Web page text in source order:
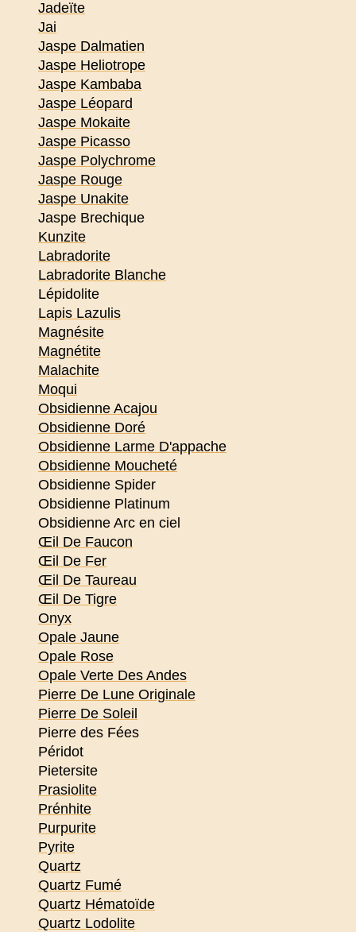
Jadeïte
Jai
Jaspe Dalmatien
Jaspe Heliotrope
Jaspe Kambaba
Jaspe Léopard
Jaspe Mokaite
Jaspe Picasso
Jaspe Polychrome
Jaspe Rouge
Jaspe Unakite
Jaspe Brechique
Kunzite
Labradorite
Labradorite Blanche
Lépidolite
Lapis Lazulis
Magnésite
Magnétite
Malachite
Moqui
Obsidienne Acajou
Obsidienne Doré
Obsidienne Larme D'appache
Obsidienne Moucheté
Obsidienne Spider
Obsidienne Platinum
Obsidienne Arc en ciel
Œil De Faucon
Œil De Fer
Œil De Taureau
Œil De Tigre
Onyx
Opale Jaune
Opale Rose
Opale Verte Des Andes
Pierre De Lune Originale
Pierre De Soleil
Pierre des Fées
Péridot
Pietersite
Prasiolite
Prénhite
Purpurite
Pyrite
Quartz
Quartz Fumé
Quartz Hématoïde
Quartz Lodolite